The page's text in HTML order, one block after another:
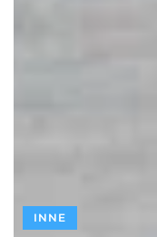
INNE